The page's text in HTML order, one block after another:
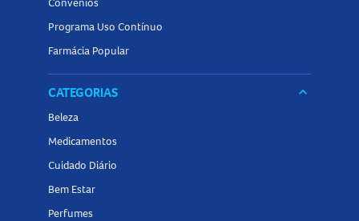
Programa Uso Contínuo
Farmácia Popular
CATEGORIAS keyboard_arrow_down
Beleza
Medicamentos
Cuidado Diário
Bem Estar
Perfumes